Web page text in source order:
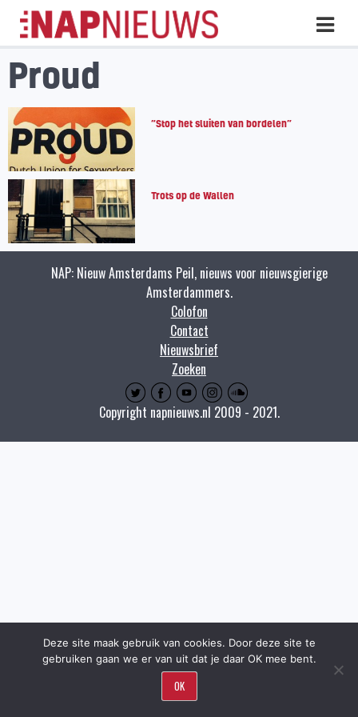
Skip
naar
inhoud
Proud
“Stop het sluiten van bordelen”
Trots op de Wallen
NAP: Nieuw Amsterdams Peil, nieuws voor nieuwsgierige
Amsterdammers.
Colofon
Contact
Nieuwsbrief
Zoeken
Copyright napnieuws.nl 2009 - 2021.
Deze site maak gebruik van cookies. Door deze site te
gebruiken gaan we er van uit dat je daar OK mee bent.
OK